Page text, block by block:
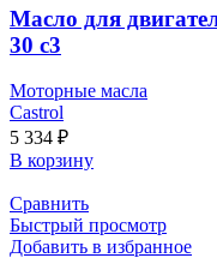
Масло для
30 c3
Моторные масла
Castrol
5 334 ₽
В корзину
Сравнить
Быстрый просмотр
Добавить в избранное